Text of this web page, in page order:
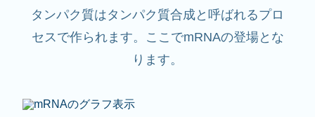
タンパク質はタンパク質合成と呼ばれるプロ
セスで作られます。ここでmRNAの登場とな
ります。